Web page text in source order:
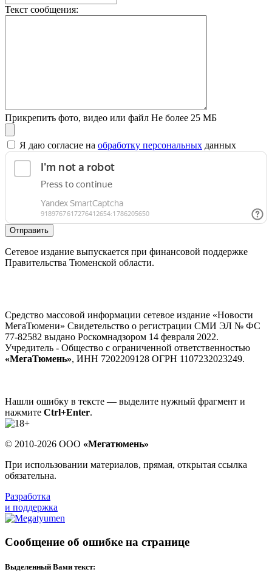
Текст сообщения:
Прикрепить фото, видео или файл Не более 25 МБ
Я даю согласие на обработку персональных данных
Отправить
Сетевое издание выпускается при финансовой поддержке
Правительства Тюменской области.
Средство массовой информации сетевое издание «Новости
МегаТюмени» Свидетельство о регистрации СМИ ЭЛ № ФС
77-82582 выдано Роскомнадзором 14 февраля 2022.
Учредитель - Общество с ограниченной ответственностью
«МегаТюмень», ИНН 7202209128 ОГРН 1107232023249.
Нашли ошибку в тексте — выделите нужный фрагмент и
нажмите Ctrl+Enter.
© 2010-2026 ООО «Мегатюмень»
При использовании материалов, прямая, открытая ссылка
обязательна.
Разработка
и поддержка
Сообщение об ошибке на странице
Выделенный Вами текст: